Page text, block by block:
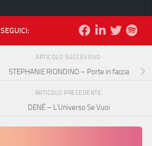
SEGUICI:
ARTICOLO SUCCESSIVO
STEPHANIE RIONDINO – Porte in faccia
ARTICOLO PRECEDENTE
DENÉ – L’Universo Se Vuoi